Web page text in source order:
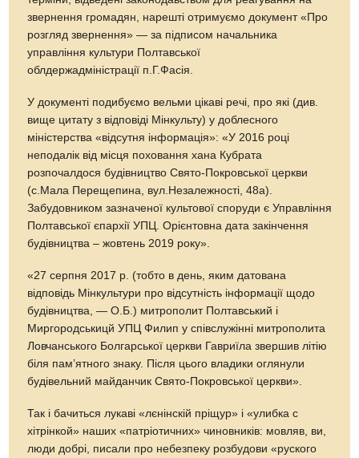
звернення громадян, нарешті отримуємо документ «Про
розгляд звернення» — за підписом начальника
управління культури Полтавської
облдержадміністрації п.Г.Фасія.
У документі подибуємо вельми цікаві речі, про які (див.
вище цитату з відповіді Мінкульту) у доблесного
міністерства «відсутня інформація»: «У 2016 році
неподалік від місця поховання хана Кубрата
розпочалдося будівництво Свято-Покровської церкви
(с.Мала Перещепина, вул.Незалежності, 48а).
Забудовником зазначеної культової споруди є Управління
Полтавської єпархії УПЦ. Орієнтовна дата закінчення
будівництва – жовтень 2019 року».
«27 серпня 2017 р. (тобто в день, яким датована
відповідь Мінкультури про відсутність інформації щодо
будівництва, — О.Б.) митрополит Полтавський і
Миргородськицй УПЦ Филип у співслужінні митрополита
Ловчанського Болгарської церкви Гавриїла звершив літію
біля пам’ятного знаку. Після цього владики оглянули
будівельний майданчик Свято-Покровської церкви».
Так і бачиться лукаві «лєнінскій пріщур» і «улибка с
хітрінкой» наших «патріотичних» чиновників: мовляв, ви,
люди добрі, писали про небезпеку розбудови «руского